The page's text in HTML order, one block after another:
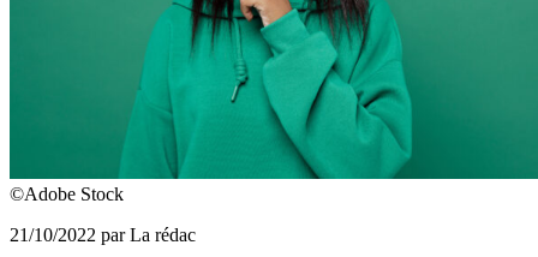
©Adobe Stock
21/10/2022 par La rédac